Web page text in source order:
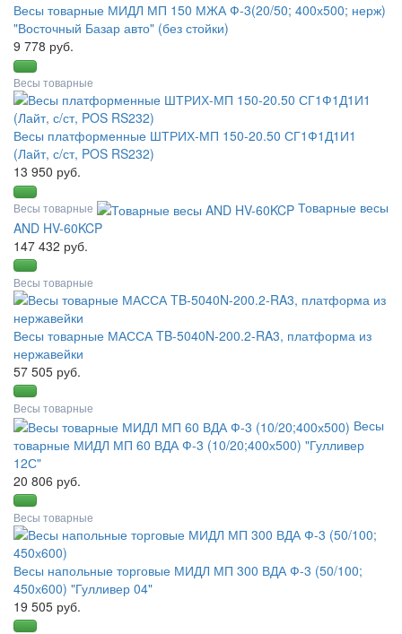
Весы товарные МИДЛ МП 150 МЖА Ф-3(20/50; 400х500; нерж)
"Восточный Базар авто" (без стойки)
9 778 руб.
Весы товарные
Весы платформенные ШТРИХ-МП 150-20.50 СГ1Ф1Д1И1
(Лайт, с/ст, POS RS232)
13 950 руб.
Весы товарные
Товарные весы
AND HV-60KCP
147 432 руб.
Весы товарные
Весы товарные МАССА TB-5040N-200.2-RA3, платформа из
нержавейки
57 505 руб.
Весы товарные
Весы
товарные МИДЛ МП 60 ВДА Ф-3 (10/20;400х500) "Гулливер
12С"
20 806 руб.
Весы товарные
Весы напольные торговые МИДЛ МП 300 ВДА Ф-3 (50/100;
450х600) "Гулливер 04"
19 505 руб.